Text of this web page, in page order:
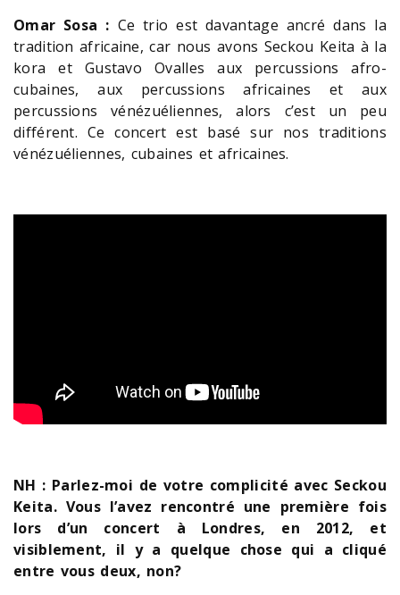
Omar Sosa : Ce trio est davantage ancré dans la
tradition africaine, car nous avons Seckou Keita à la
kora et Gustavo Ovalles aux percussions afro-
cubaines, aux percussions africaines et aux
percussions vénézuéliennes, alors c’est un peu
différent. Ce concert est basé sur nos traditions
vénézuéliennes, cubaines et africaines.
NH : Parlez-moi de votre complicité avec Seckou
Keita. Vous l’avez rencontré une première fois
lors d’un concert à Londres, en 2012, et
visiblement, il y a quelque chose qui a cliqué
entre vous deux, non?